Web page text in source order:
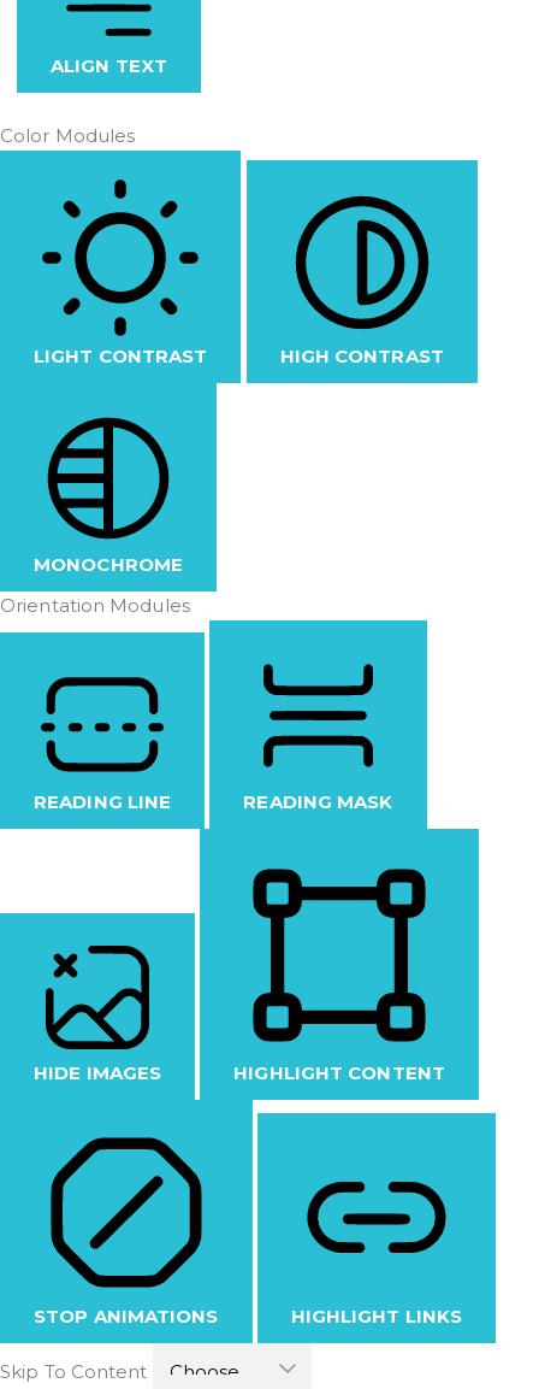
ALIGN TEXT
Color Modules
LIGHT CONTRAST HIGH CONTRAST
MONOCHROME
Orientation Modules
READING LINE READING MASK
HIDE IMAGES HIGHLIGHT CONTENT
STOP ANIMATIONS HIGHLIGHT LINKS
Skip To Content